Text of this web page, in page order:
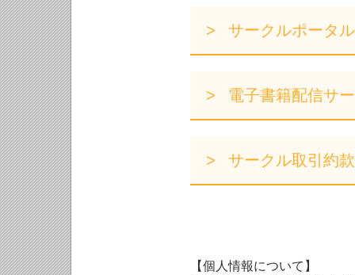
サークルポータ
電子書籍配信サ
サークル取引約款
【個人情報について】